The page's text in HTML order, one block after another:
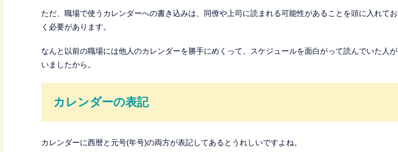
ただ、職場で使うカレンダーへの書き込みは、同僚や上司に読まれる可能性があることを頭に入れてお
く必要があります。
なんと以前の職場には他人のカレンダーを勝手にめくって、スケジュールを面白がって読んでいた人が
いましたから。
カレンダーの表記
カレンダーに西暦と元号(年号)の両方が表記してあるとうれしいですよね。